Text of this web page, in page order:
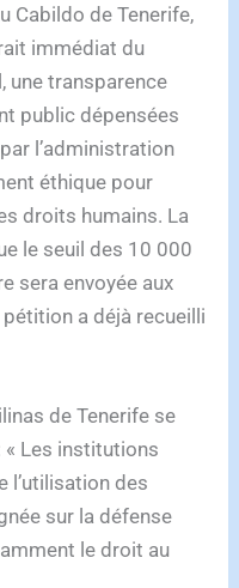
Cabildo de Tenerife,
immédiat du
une transparence
public dépensées
l’administration
éthique pour
droits humains. La
le seuil des 10 000
sera envoyée aux
a déjà recueilli
de Tenerife se
Les institutions
l’utilisation des
sur la défense
le droit au